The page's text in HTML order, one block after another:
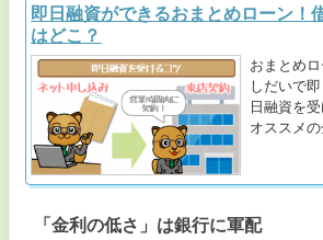
即日融資ができるおまとめローン！
はどこ？
おまとめ
しだいで
日融資を
オススメ
「金利の低さ」は銀行に軍配